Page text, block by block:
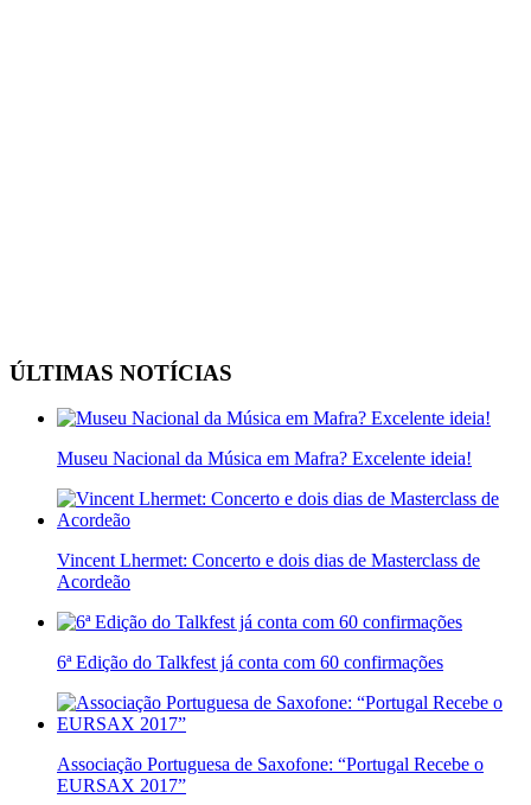
ÚLTIMAS NOTÍCIAS
Museu Nacional da Música em Mafra? Excelente ideia!
Vincent Lhermet: Concerto e dois dias de Masterclass de
Acordeão
6ª Edição do Talkfest já conta com 60 confirmações
Associação Portuguesa de Saxofone: “Portugal Recebe o
EURSAX 2017”